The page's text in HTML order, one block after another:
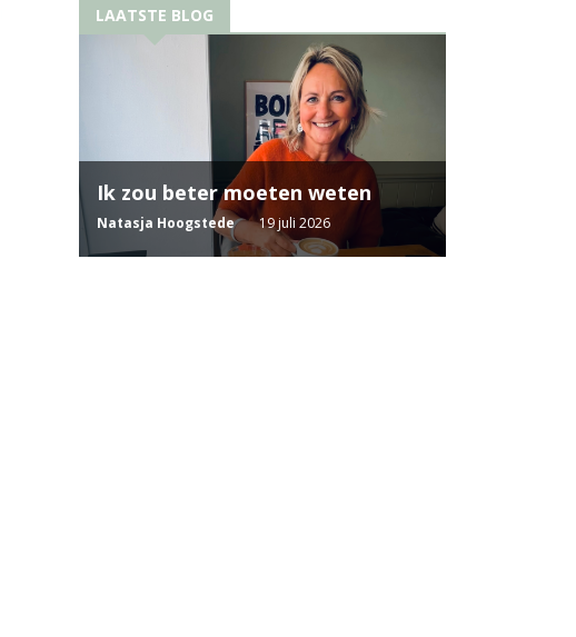
LAATSTE BLOG
Ik zou beter moeten weten
Natasja Hoogstede 19 juli 2026